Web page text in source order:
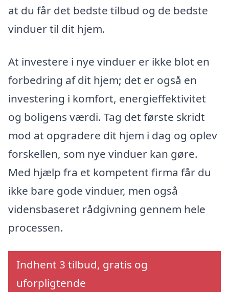
at du får det bedste tilbud og de bedste
vinduer til dit hjem.
At investere i nye vinduer er ikke blot en
forbedring af dit hjem; det er også en
investering i komfort, energieffektivitet
og boligens værdi. Tag det første skridt
mod at opgradere dit hjem i dag og oplev
forskellen, som nye vinduer kan gøre.
Med hjælp fra et kompetent firma får du
ikke bare gode vinduer, men også
vidensbaseret rådgivning gennem hele
processen.
Indhent 3 tilbud, gratis og
uforpligtende